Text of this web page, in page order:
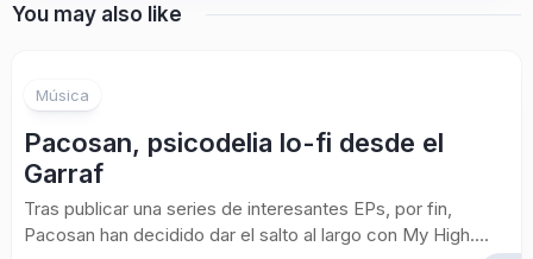
You may also like
Música
Pacosan, psicodelia lo-fi desde el
Garraf
Tras publicar una series de interesantes EPs, por fin,
Pacosan han decidido dar el salto al largo con My High....